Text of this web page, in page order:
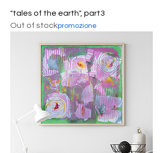
"tales of the earth", part3
Out of stockpromozione